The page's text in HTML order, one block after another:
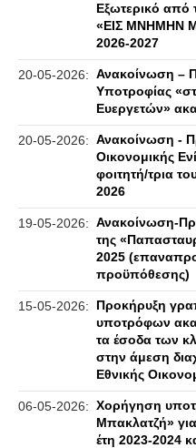
Εξωτερικό από
«ΕΙΣ ΜΝΗΜΗΝ
2026-2027
20-05-2026: Ανακοίνωση –
Υποτροφίας
Ευεργετών»
20-05-2026: Ανακοίνωση -
Οικονομικής
φοιτητή/τρια
2026
19-05-2026: Ανακοίνωση-
της
2025
προϋπόθεσης)
15-05-2026:
Προκήρυξη
υποτρόφων
τα έσοδα των
στην άμεση
Εθνικής
06-05-2026: Χορήγηση
Μπακλατζή»
έτη 2023-2024